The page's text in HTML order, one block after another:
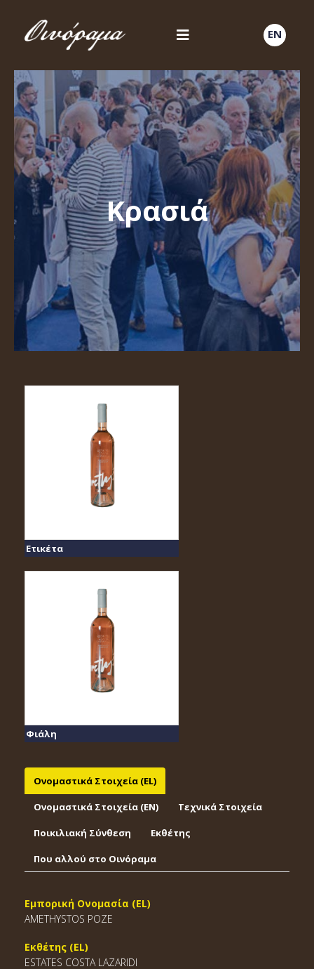
EN
Κρασιά
Ετικέτα
Φιάλη
Ονομαστικά Στοιχεία (EL)
Ονομαστικά Στοιχεία (EΝ) Τεχνικά Στοιχεία
Ποικιλιακή Σύνθεση Εκθέτης
Που αλλού στο Οινόραμα
Εμπορική Ονομασία (EL)
AMETHYSTOS ΡΟZΕ
Εκθέτης (EL)
ESTATES COSTA LAZARIDI